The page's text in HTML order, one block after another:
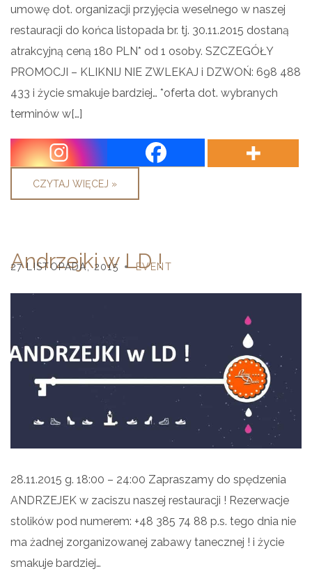
umowę dot. organizacji przyjęcia weselnego w naszej
restauracji do końca listopada br. tj. 30.11.2015 dostaną
atrakcyjną ceną 180 PLN* od 1 osoby. SZCZEGÓŁY
PROMOCJI – KLIKNIJ NIE ZWLEKAJ i DZWOŃ: 698 488
433 i życie smakuje bardziej… *oferta dot. wybranych
terminów w[…]
CZYTAJ WIĘCEJ »
Andrzejki w LD !
27 LISTOPADA, 2015 EVENT
28.11.2015 g. 18:00 – 24:00 Zapraszamy do spędzenia
ANDRZEJEK w zaciszu naszej restauracji ! Rezerwacje
stolików pod numerem: +48 385 74 88 p.s. tego dnia nie
ma żadnej zorganizowanej zabawy tanecznej ! i życie
smakuje bardziej…